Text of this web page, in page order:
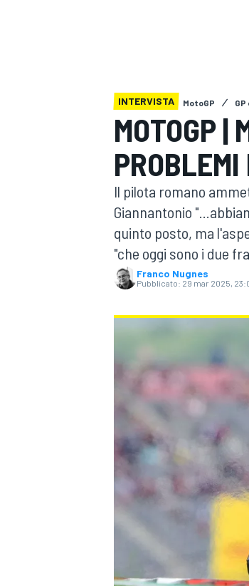
WRC
INTERVISTA MotoGP
MOTOGP |
Il pilota romano
Giannantonio
quinto posto, ma
"che oggi sono i due
Franco Nugnes
Pubblicato: 29 mar 2025,